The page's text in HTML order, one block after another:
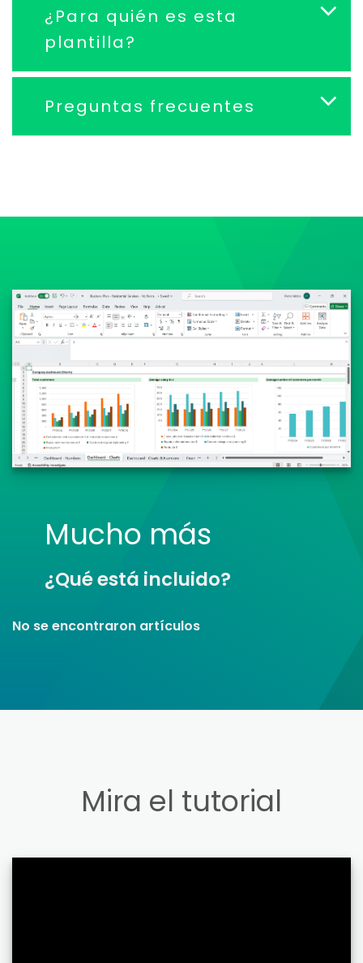
¿Para quién es esta
plantilla?
Preguntas frecuentes
Mucho más
¿Qué está incluido?
No se encontraron artículos
Mira el tutorial